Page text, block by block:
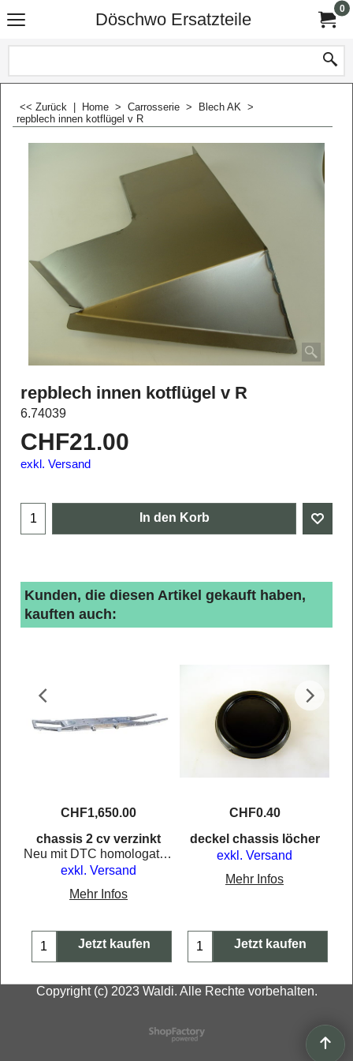
Döschwo Ersatzteile
0
<< Zurück Home > Carrosserie > Blech AK >
repblech innen kotflügel v R
repblech innen kotflügel v R
6.74039
CHF21.00
exkl. Versand
In den Korb
Kunden, die diesen Artikel gekauft haben,
kauften auch:
CHF1,650.00
chassis 2 cv verzinkt
Neu mit DTC homologation für die Schweiz.
exkl. Versand
Mehr Infos
Jetzt kaufen
CHF0.40
deckel chassis löcher
exkl. Versand
Mehr Infos
Jetzt kaufen
Copyright (c) 2023 Waldi. Alle Rechte vorbehalten.
WebShop erstellt mit
ShopFactory Shop